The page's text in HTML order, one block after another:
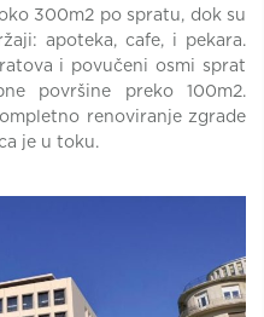
300m2 po spratu, dok su
apoteka, cafe, i pekara.
i povučeni osmi sprat
površine preko 100m2.
renoviranje zgrade
je u toku.